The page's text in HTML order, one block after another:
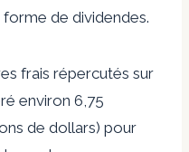
de dividendes.
frais répercutés sur
environ 6,75
de dollars) pour